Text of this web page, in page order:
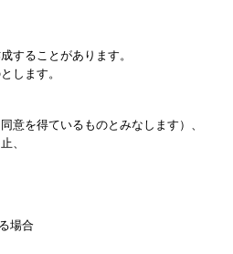
することがあります。
します。
意を得ているものとみなします）、
、
場合